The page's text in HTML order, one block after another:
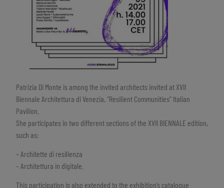
Patrizia Di Monte is among the invited architects invited at XVII
Biennale Architettura di Venezia, “Resilient Communities” Italian
Pavilion.
She participates in two different sections of the XVII BIENNALE edition,
such as:
– Architette di resilienza
– Architettura in digitale.
This participation is also extended to the exhibition’s catalogue